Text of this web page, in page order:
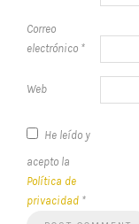
Correo
electrónico *
Web
He leído y
acepto la
Política de
privacidad *